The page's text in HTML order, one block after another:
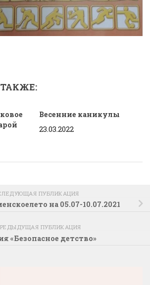
Весенние каникулы
23.03.2022
ПУБЛИКАЦИЯ
на 05.07-10.07.2021
ПУБЛИКАЦИЯ
«Безопасное детство»